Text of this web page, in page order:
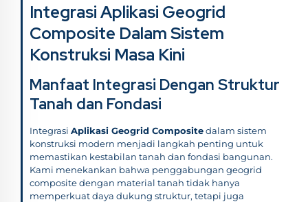
Integrasi Aplikasi Geogrid
Composite Dalam Sistem
Konstruksi Masa Kini
Manfaat Integrasi Dengan Struktur
Tanah dan Fondasi
Integrasi Aplikasi Geogrid Compositedalam sistem
konstruksi modern menjadi langkah penting untuk
memastikan kestabilan tanah dan fondasi bangunan.
Kami menekankan bahwa penggabungan geogrid
composite dengan material tanah tidak hanya
memperkuat daya dukung struktur, tetapi juga